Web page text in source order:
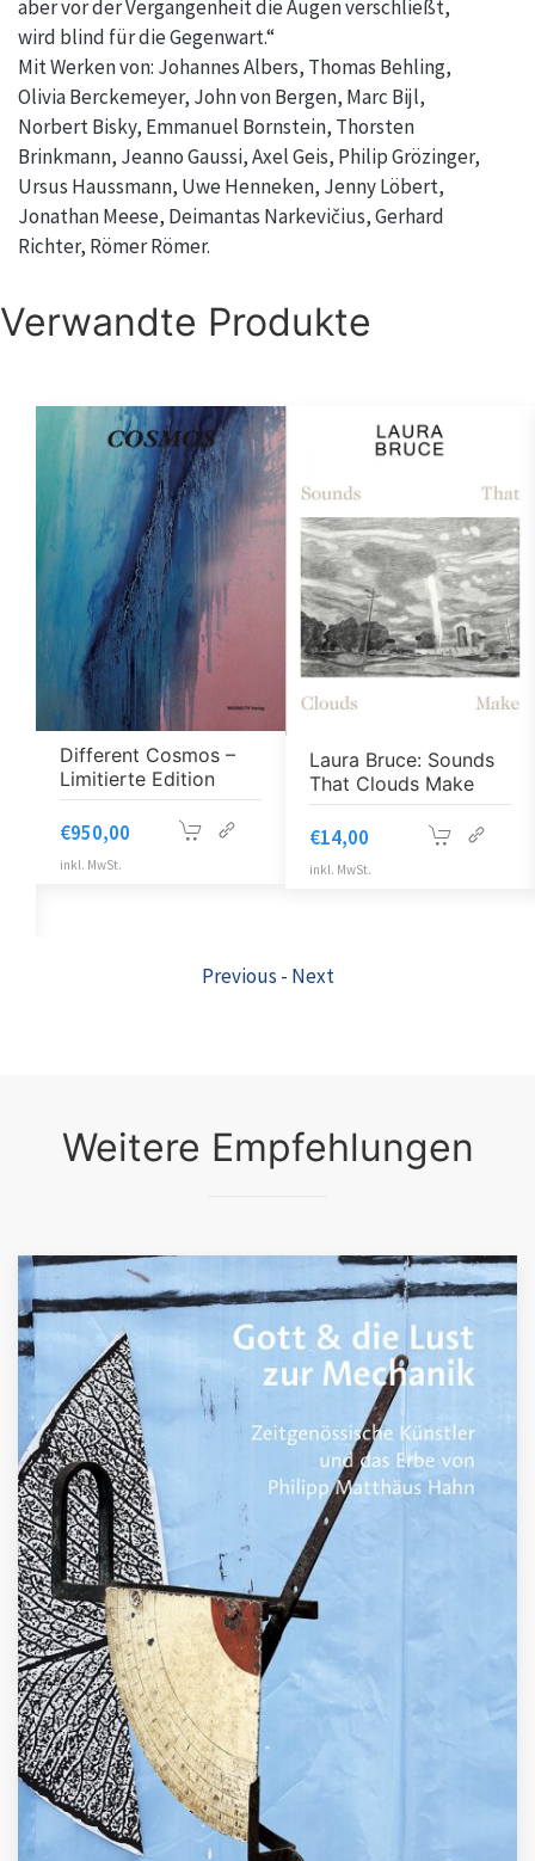
aber vor der Vergangenheit die Augen verschließt,
wird blind für die Gegenwart.“
Mit Werken von: Johannes Albers, Thomas Behling,
Olivia Berckemeyer, John von Bergen, Marc Bijl,
Norbert Bisky, Emmanuel Bornstein, Thorsten
Brinkmann, Jeanno Gaussi, Axel Geis, Philip Grözinger,
Ursus Haussmann, Uwe Henneken, Jenny Löbert,
Jonathan Meese, Deimantas Narkevičius, Gerhard
Richter, Römer Römer.
Verwandte Produkte
Different Cosmos –
Limitierte Edition
€950,00
inkl. MwSt.
Laura Bruce: Sounds
That Clouds Make
€14,00
inkl. MwSt.
Previous - Next
Weitere Empfehlungen